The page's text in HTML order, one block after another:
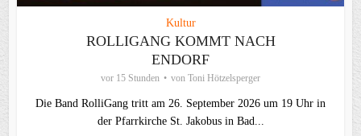
Kultur
ROLLIGANG KOMMT NACH
ENDORF
vor 15 Stunden von Toni Hötzelsperger
Die Band RolliGang tritt am 26. September 2026 um 19 Uhr in
der Pfarrkirche St. Jakobus in Bad...